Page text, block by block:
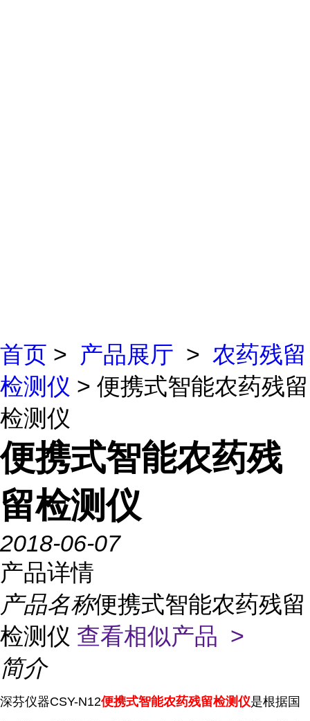
首页 > 产品展厅 > 农药残留
检测仪 > 便携式智能农药残留
检测仪
便携式智能农药残
留检测仪
2018-06-07
产品详情
产品名称便携式智能农药残留
检测仪 查看相似产品 >
简介
深芬仪器CSY-N12便携式智能农药残留检测仪是根据国